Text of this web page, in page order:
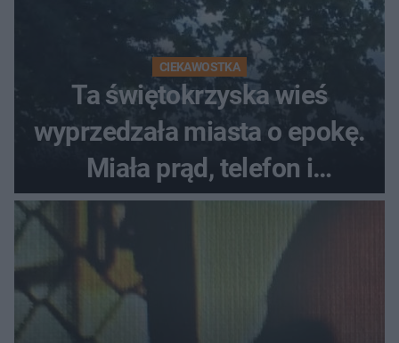
CIEKAWOSTKA
Ta świętokrzyska wieś
wyprzedzała miasta o epokę.
Miała prąd, telefon i
luksusowe auto